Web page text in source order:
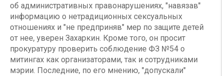
об административных правонарушениях, "навязав"
информацию о нетрадиционных сексуальных
отношениях и "не предприняв" мер по защите детей
от нее, уверен Захаркин. Кроме того, он просит
прокуратуру проверить соблюдение ФЗ №54 о
митингах как организаторами, так и сотрудниками
мэрии. Последние, по его мнению, "допускали"